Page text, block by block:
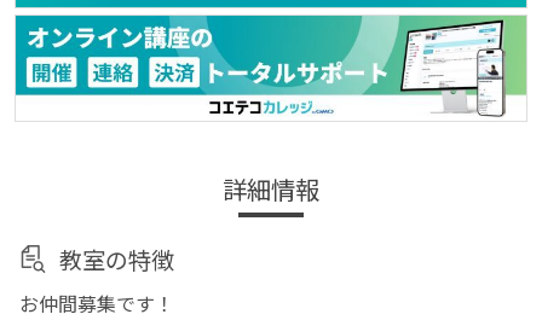
詳細情報
教室の特徴
お仲間募集です！